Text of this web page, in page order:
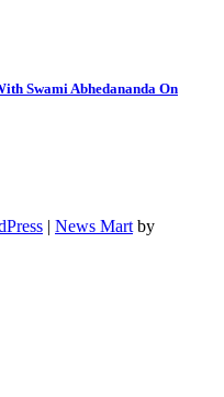
Swami Abhedananda On
| News Mart by